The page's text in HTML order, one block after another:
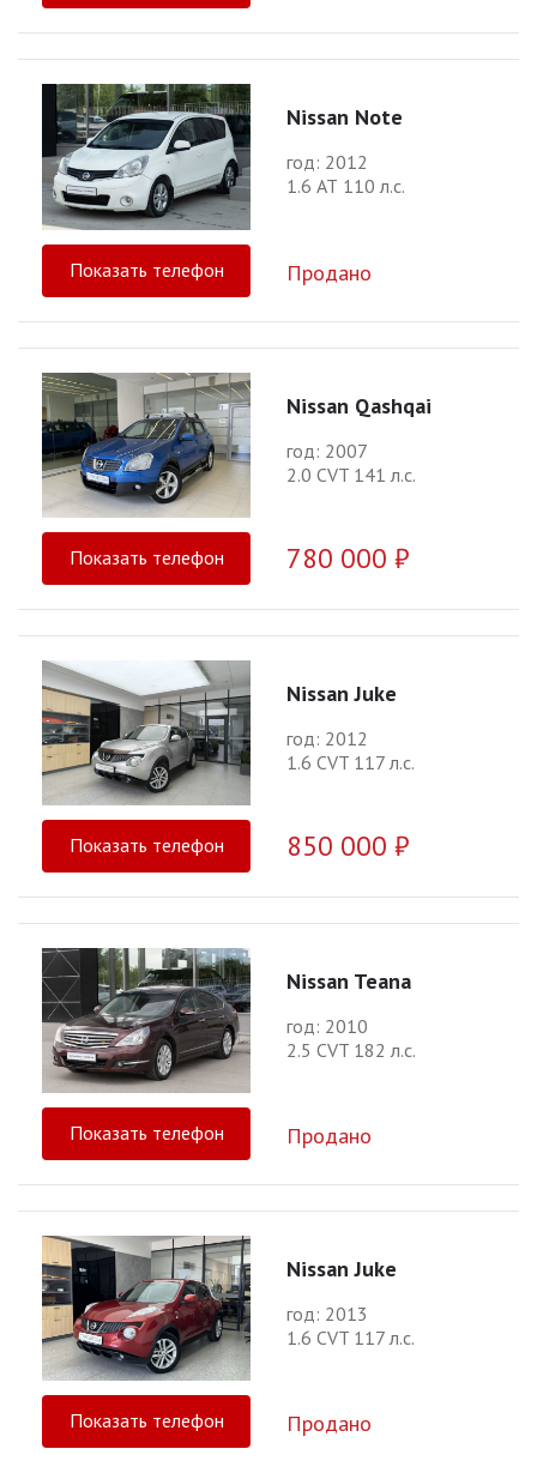
Nissan Note
год: 2012
1.6 АТ 110 л.с.
Показать телефон Продано
Nissan Qashqai
год: 2007
2.0 CVT 141 л.с.
Показать телефон 780 000 ₽
Nissan Juke
год: 2012
1.6 CVT 117 л.с.
Показать телефон 850 000 ₽
Nissan Teana
год: 2010
2.5 CVT 182 л.с.
Показать телефон Продано
Nissan Juke
год: 2013
1.6 CVT 117 л.с.
Показать телефон Продано